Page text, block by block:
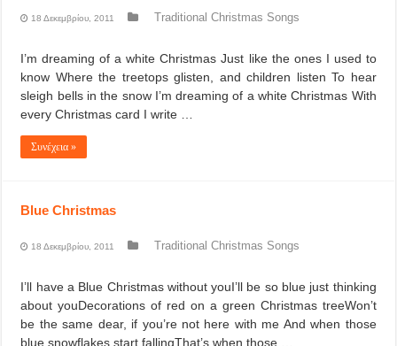
18 Δεκεμβρίου, 2011 Traditional Christmas Songs
I’m dreaming of a white Christmas Just like the ones I used to
know Where the treetops glisten, and children listen To hear
sleigh bells in the snow I’m dreaming of a white Christmas With
every Christmas card I write …
Συνέχεια »
Blue Christmas
18 Δεκεμβρίου, 2011 Traditional Christmas Songs
I’ll have a Blue Christmas without youI’ll be so blue just thinking
about youDecorations of red on a green Christmas treeWon’t
be the same dear, if you’re not here with me And when those
blue snowflakes start fallingThat’s when those …